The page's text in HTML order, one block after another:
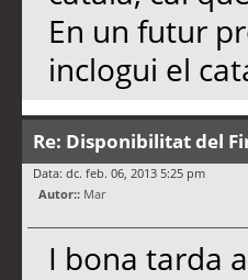
En un futur
inclogui el
Re: Disponibilitat del
Data: dc. feb. 06, 2013 5:25 pm
Autor:: Mar
I bona tarda